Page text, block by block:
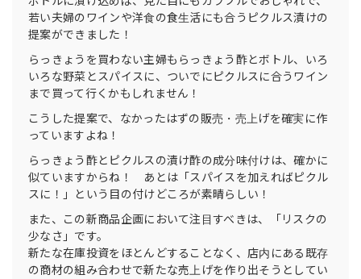
若い夫婦のワインや洋食の食生活にも合うピクルス漬けの
提案ができました！
らっきょうを買わない主婦もらっきょう酢とボトル、いろ
いろな野菜とスパイスに、ついでにピクルスに合うワイン
まで買って行くかもしれません！
こうした提案で、なかったはずの販売・売上げを確実に作
っていますよね！
らっきょう酢とピクルスの漬け酢の成分味付けは、確かに
似ていますからね！ あとは「スパイスを加えればピクル
スに！」という目の付けどころが素晴らしい！
また、この新商品企画において注目すべきは、「リスクの
少なさ」です。
新たな在庫投資をほとんどすることなく、店内にある既存
の商材の組み合わせで新たな売上げを作り出そうとしてい